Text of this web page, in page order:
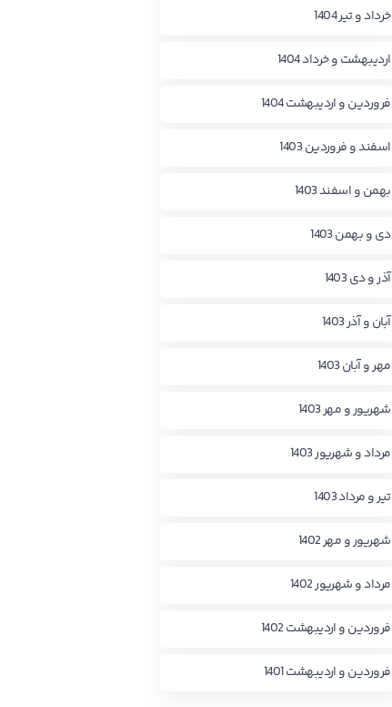
خرداد و تیر 1404
اردیبهشت و خرداد 1404
فروردین و اردیبهشت 1404
اسفند و فروردین 1403
بهمن و اسفند 1403
دی و بهمن 1403
آذر و دی 1403
آبان و آذر 1403
مهر و آبان 1403
شهریور و مهر 1403
مرداد و شهریور 1403
تیر و مرداد 1403
شهریور و مهر 1402
مرداد و شهریور 1402
فروردین و اردیبهشت 1402
فروردین و اردیبهشت 1401